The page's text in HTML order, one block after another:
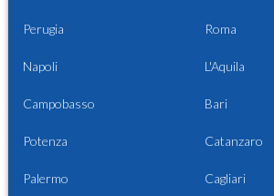
Perugia Roma
Napoli L'Aquila
Campobasso Bari
Potenza Catanzaro
Palermo Cagliari